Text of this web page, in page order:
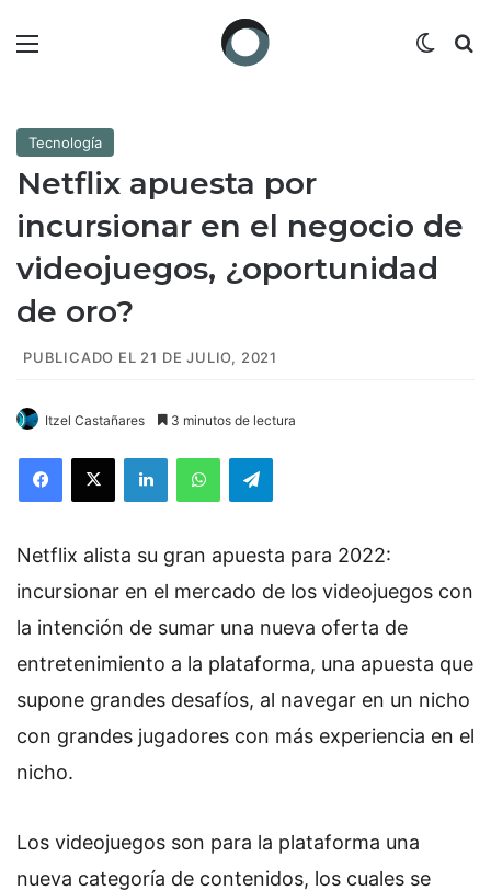
Tecnología
Netflix apuesta por
incursionar en el negocio de
videojuegos, ¿oportunidad
de oro?
PUBLICADO EL 21 DE JULIO, 2021
Itzel Castañares 3 minutos de lectura
Netflix alista su gran apuesta para 2022:
incursionar en el mercado de los videojuegos con
la intención de sumar una nueva oferta de
entretenimiento a la plataforma, una apuesta que
supone grandes desafíos, al navegar en un nicho
con grandes jugadores con más experiencia en el
nicho.
Los videojuegos son para la plataforma una
nueva categoría de contenidos, los cuales se